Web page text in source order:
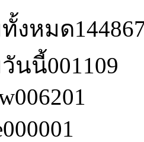
งหมด
นนี้001109
006201
000001